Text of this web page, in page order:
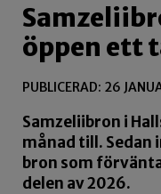
öppen ett
PUBLICERAD: 26
Samzeliibron i
månad till.
bron som
delen av 2026.